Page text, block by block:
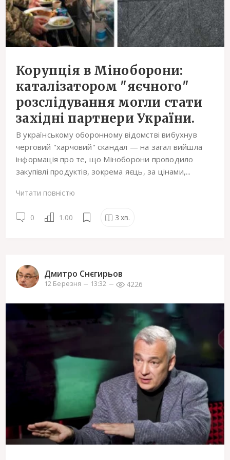
Корупція в Міноборони:
каталізатором "яєчного"
розслідування могли стати
західні партнери України.
В українському оборонному відомстві вибухнув
черговий "харчовий" скандал — на загал вийшла
інформація про те, що Міноборони проводило
закупівлі продуктів, зокрема яєць, за цінами,...
Читати повністю
0 1.00 3 хв.
Дмитро Снєгирьов
12 Березня 13:32 4226